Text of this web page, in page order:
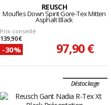
REUSCH
Moufles Down Spirit Gore-Tex Mitten
Asphalt Black
Prix conseillé
139,90 €
-30% 97,90 €
Déstockage